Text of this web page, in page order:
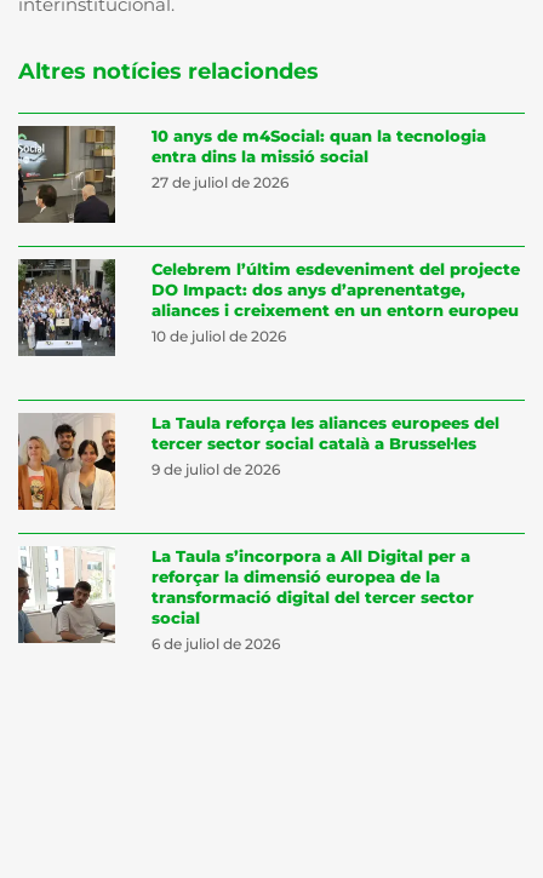
Altres notícies relaciondes
10 anys de m4Social: quan la tecnologia
entra dins la missió social
27 de juliol de 2026
Celebrem l’últim esdeveniment del projecte
DO Impact: dos anys d’aprenentatge,
aliances i creixement en un entorn europeu
10 de juliol de 2026
La Taula reforça les aliances europees del
tercer sector social català a Brussel·les
9 de juliol de 2026
La Taula s’incorpora a All Digital per a
reforçar la dimensió europea de la
transformació digital del tercer sector
social
6 de juliol de 2026